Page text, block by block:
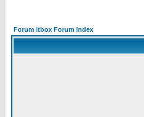
Forum Itbox Forum Index